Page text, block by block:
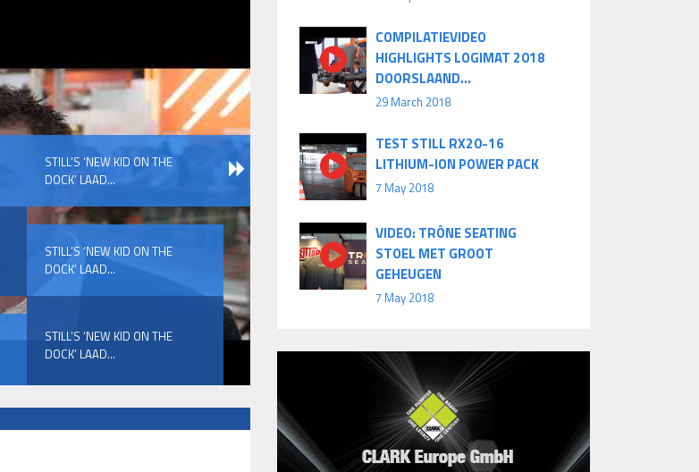
STILL’S ‘NEW KID ON THE
DOCK’ LAAD...
STILL’S ‘NEW KID ON THE
DOCK’ LAAD...
STILL’S ‘NEW KID ON THE
DOCK’ LAAD...
COMPILATIEVIDEO
HIGHLIGHTS LOGIMAT 2018
DOORSLAAND...
29 March 2018
TEST STILL RX20-16
LITHIUM-ION POWER PACK
7 May 2018
VIDEO: TRÔNE SEATING
STOEL MET GROOT
GEHEUGEN
7 May 2018